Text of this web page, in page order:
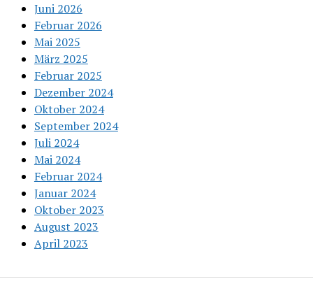
Juni 2026
Februar 2026
Mai 2025
März 2025
Februar 2025
Dezember 2024
Oktober 2024
September 2024
Juli 2024
Mai 2024
Februar 2024
Januar 2024
Oktober 2023
August 2023
April 2023